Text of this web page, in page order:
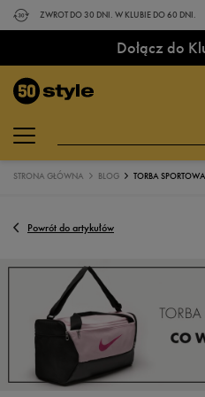
ZWROT DO 30 DNI. W KLUBIE DO 60 DNI.
Dołącz do
STRONA GŁÓWNA BLOG TORBA
Powrót do artykułów